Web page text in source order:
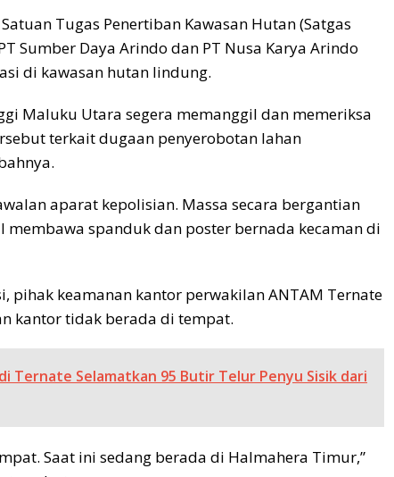
Tugas Penertiban Kawasan Hutan (Satgas
Sumber Daya Arindo dan PT Nusa Karya Arindo
di kawasan hutan lindung.
Maluku Utara segera memanggil dan memeriksa
terkait dugaan penyerobotan lahan
aparat kepolisian. Massa secara bergantian
spanduk dan poster bernada kecaman di
pihak keamanan kantor perwakilan ANTAM Ternate
kantor tidak berada di tempat.
Ternate Selamatkan 95 Butir Telur Penyu Sisik dari
Saat ini sedang berada di Halmahera Timur,”